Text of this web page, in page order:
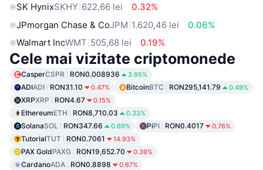
SK HynixSKHY 622,66 lei
0.32%
JPmorgan Chase & CoJPM 1.620,46 lei
0.06%
Walmart IncWMT 505,68 lei 0.19%
Cele mai vizitate criptomonede
CasperCSPR RON0.008936 3.95%
ADIADI RON31.10 0.47% BitcoinBTC RON295,141.79 0.49%
XRPXRP RON4.67 0.15%
EthereumETH RON8,710.03 0.33%
SolanaSOL RON347.66 0.69% PiPI RON0.4017 0.76%
TutorialTUT RON0.7061 14.93%
PAX GoldPAXG RON19,652.70 0.39%
CardanoADA RON0.8898 0.67%